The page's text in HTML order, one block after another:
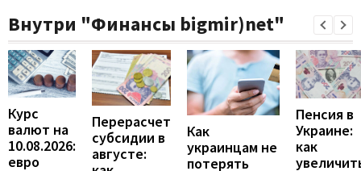
Внутри "Финансы bigmir)net"
Курс
валют на
10.08.2026:
евро
Перерасчет
субсидии в
августе:
Как
украинцам не
потерять
Пенсия в
Украине:
как